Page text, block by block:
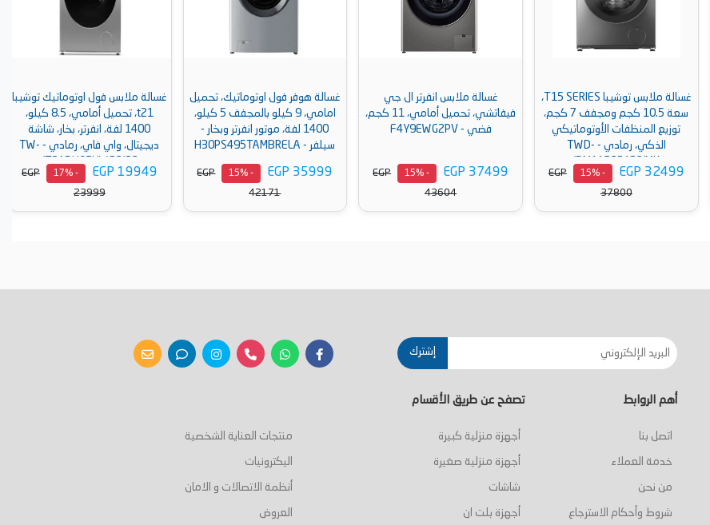
غسالة ملابس توشيبا T15 SERIES،
سعة 10.5 كجم ومجفف 7 كجم،
توزيع المنظفات الأوتوماتيكي
الذكي، رمادي - TWD-
BM115GF4EG(MK)
EGP 32499
EGP
37800
غسالة ملابس انفرتر ال جي
فيفاتشي، تحميل أمامي، 11 كجم،
فضي - F4Y9EWG2PV
EGP 37499
EGP
43604
غسالة هوفر فول اوتوماتيك، تحميل
امامي، 9 كيلو بالمجفف 5 كيلو،
1400 لفة، موتور انفرتر وبخار -
سيلفر - H30PS495TAMBRELA
EGP 35999
EGP
42171
غسالة ملابس فول اوتوماتيك توشيبا
t21، تحميل أمامي، 8.5 كيلو،
1400 لفة، انفرتر، بخار، شاشة
ديجيتال، واي فاي، رمادي - TW-
T21BU95UWEG(SG)
EGP 19949
EGP
23999
إشترك
أهم الروابط
اتصل بنا
خدمة العملاء
من نحن
شروط وأحكام الاسترجاع
تصفح عن طريق الأقسام
أجهزة منزلية كبيرة
أجهزة منزلية صغيرة
شاشات
أجهزة بلت ان
منتجات العناية الشخصية
اليكترونيات
أنظمة الاتصالات و الامان
العروض